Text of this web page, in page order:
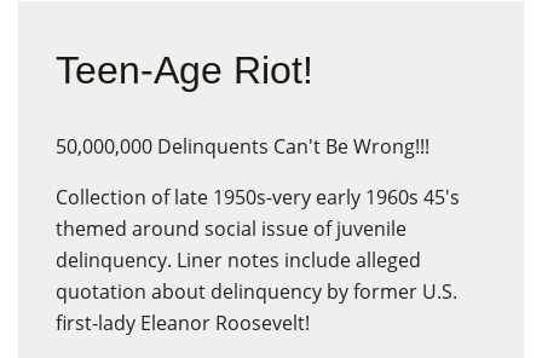
Teen-Age Riot!
50,000,000 Delinquents Can't Be Wrong!!!
Collection of late 1950s-very early 1960s 45's
themed around social issue of juvenile
delinquency. Liner notes include alleged
quotation about delinquency by former U.S.
first-lady Eleanor Roosevelt!